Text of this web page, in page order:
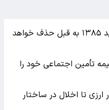
آیا سهمیه بنزین خودروهای تولید ۱۳۸۵ به قبل حذف خواهد
بیمه تأمین اجتماعی خود را
ارزی تا اخلال در ساختار